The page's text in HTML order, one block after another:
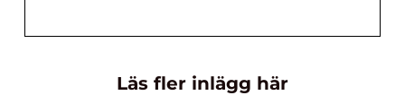
Läs fler inlägg här